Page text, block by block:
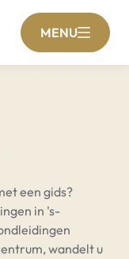
MENU
een gids?
in 's-
wandelt u